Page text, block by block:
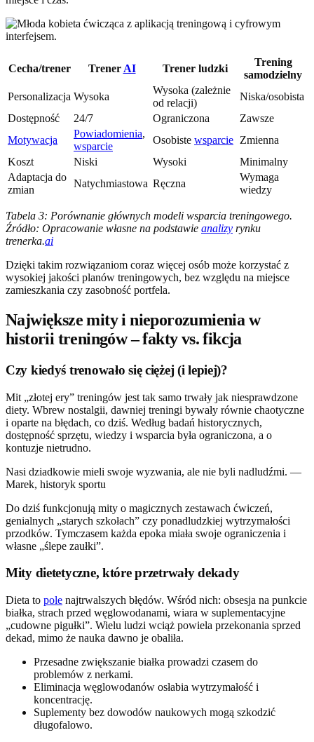
Cecha/trener Trener AI Trener ludzki
Trening
samodzielny
Personalizacja Wysoka
Wysoka (zależnie
od relacji)
Niska/osobista
Dostępność
24/7 Ograniczona
Zawsze
Motywacja
Powiadomienia,
wsparcie
Osobiste wsparcie Zmienna
Koszt
Niski Wysoki
Minimalny
Adaptacja do
zmian
Natychmiastowa Ręczna
Wymaga
wiedzy
Tabela 3: Porównanie głównych modeli wsparcia treningowego.
Źródło: Opracowanie własne na podstawie analizy rynku
trenerka.ai
Dzięki takim rozwiązaniom coraz więcej osób może korzystać z
wysokiej jakości planów treningowych, bez względu na miejsce
zamieszkania czy zasobność portfela.
Największe mity i nieporozumienia w
historii treningów – fakty vs. fikcja
Czy kiedyś trenowało się ciężej (i lepiej)?
Mit „złotej ery” treningów jest tak samo trwały jak niesprawdzone
diety. Wbrew nostalgii, dawniej treningi bywały równie chaotyczne
i oparte na błędach, co dziś. Według badań historycznych,
dostępność sprzętu, wiedzy i wsparcia była ograniczona, a o
kontuzje nietrudno.
Nasi dziadkowie mieli swoje wyzwania, ale nie byli nadludźmi. —
Marek, historyk sportu
Do dziś funkcjonują mity o magicznych zestawach ćwiczeń,
genialnych „starych szkołach” czy ponadludzkiej wytrzymałości
przodków. Tymczasem każda epoka miała swoje ograniczenia i
własne „ślepe zaułki”.
Mity dietetyczne, które przetrwały dekady
Dieta to pole najtrwalszych błędów. Wśród nich: obsesja na punkcie
białka, strach przed węglowodanami, wiara w suplementacyjne
„cudowne pigułki”. Wielu ludzi wciąż powiela przekonania sprzed
dekad, mimo że nauka dawno je obaliła.
Przesadne zwiększanie białka prowadzi czasem do
problemów z nerkami.
Eliminacja węglowodanów osłabia wytrzymałość i
koncentrację.
Suplementy bez dowodów naukowych mogą szkodzić
długofalowo.